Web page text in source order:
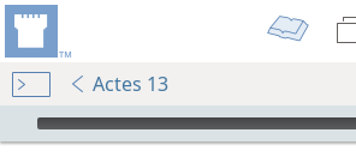
Actes 13
Audio Player